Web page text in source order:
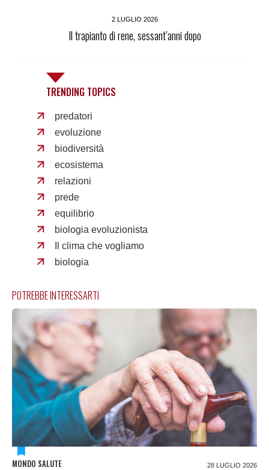
2 LUGLIO 2026
Il trapianto di rene, sessant’anni dopo
TRENDING TOPICS
predatori
evoluzione
biodiversità
ecosistema
relazioni
prede
equilibrio
biologia evoluzionista
Il clima che vogliamo
biologia
POTREBBE INTERESSARTI
MONDO SALUTE 28 LUGLIO 2026